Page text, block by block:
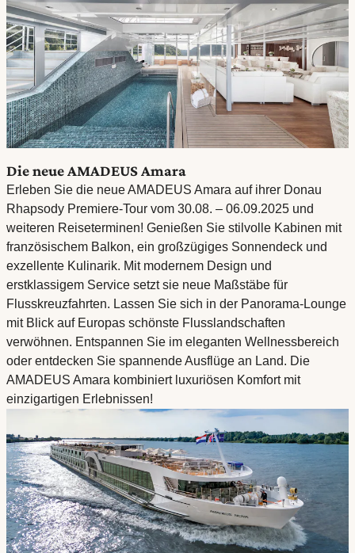
Die neue AMADEUS Amara
Erleben Sie die neue AMADEUS Amara auf ihrer Donau
Rhapsody Premiere-Tour vom 30.08. – 06.09.2025 und
weiteren Reiseterminen! Genießen Sie stilvolle Kabinen mit
französischem Balkon, ein großzügiges Sonnendeck und
exzellente Kulinarik. Mit modernem Design und
erstklassigem Service setzt sie neue Maßstäbe für
Flusskreuzfahrten. Lassen Sie sich in der Panorama-Lounge
mit Blick auf Europas schönste Flusslandschaften
verwöhnen. Entspannen Sie im eleganten Wellnessbereich
oder entdecken Sie spannende Ausflüge an Land. Die
AMADEUS Amara kombiniert luxuriösen Komfort mit
einzigartigen Erlebnissen!